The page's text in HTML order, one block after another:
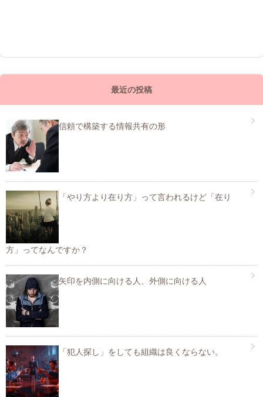
最近の投稿
信頼で構築する情報共有の形
「やり方より在り方」って言われるけど「在り
方」ってなんですか？
矢印を内側に向ける人、外側に向ける人
「犯人探し」をしても組織は良くならない。